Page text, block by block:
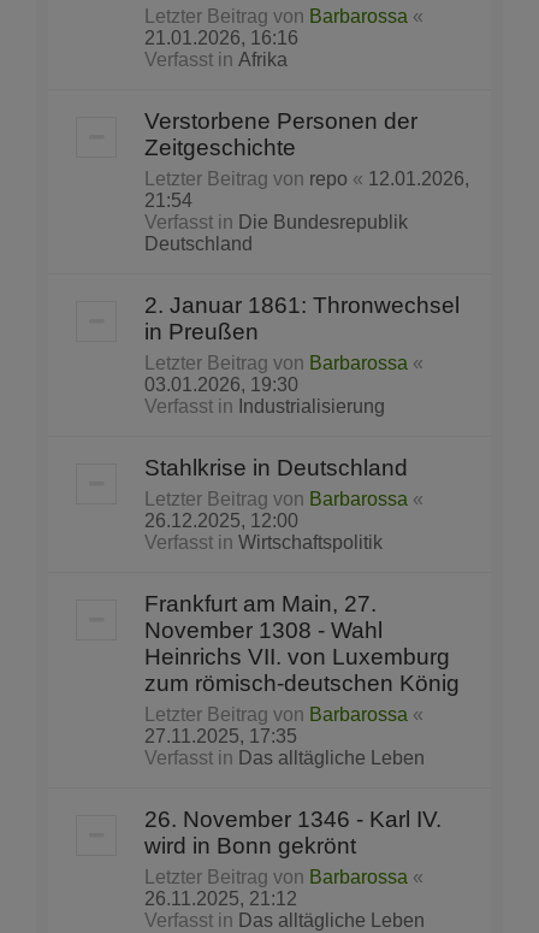
Letzter Beitrag von Barbarossa «
21.01.2026, 16:16
Verfasst in Afrika
Verstorbene Personen der
Zeitgeschichte
Letzter Beitrag von repo « 12.01.2026,
21:54
Verfasst in Die Bundesrepublik
Deutschland
2. Januar 1861: Thronwechsel
in Preußen
Letzter Beitrag von Barbarossa «
03.01.2026, 19:30
Verfasst in Industrialisierung
Stahlkrise in Deutschland
Letzter Beitrag von Barbarossa «
26.12.2025, 12:00
Verfasst in Wirtschaftspolitik
Frankfurt am Main, 27.
November 1308 - Wahl
Heinrichs VII. von Luxemburg
zum römisch-deutschen König
Letzter Beitrag von Barbarossa «
27.11.2025, 17:35
Verfasst in Das alltägliche Leben
26. November 1346 - Karl IV.
wird in Bonn gekrönt
Letzter Beitrag von Barbarossa «
26.11.2025, 21:12
Verfasst in Das alltägliche Leben